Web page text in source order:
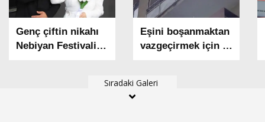
Sıradaki Galeri
Genç çiftin nikahı
Nebiyan Festivali
Eşini boşanmaktan
vazgeçirmek için 2
tarafından etkisiz